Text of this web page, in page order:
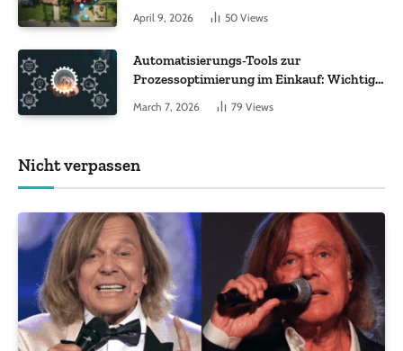
Worauf es bei 200 bis 500 m² wirklich
ankommt
April 9, 2026 50 Views
Automatisierungs-Tools zur
Prozessoptimierung im Einkauf: Wichtige
Funktionen, auf die Sie achten sollten
March 7, 2026 79 Views
Nicht verpassen